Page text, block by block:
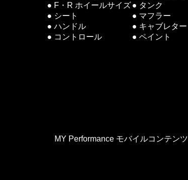
● F・R ホイールサイズ● タンク
● シート
● マフラー
● ハンドル
● キャブレター
● コントロール
● ペイント
MY Performance モバイルコンテンツ